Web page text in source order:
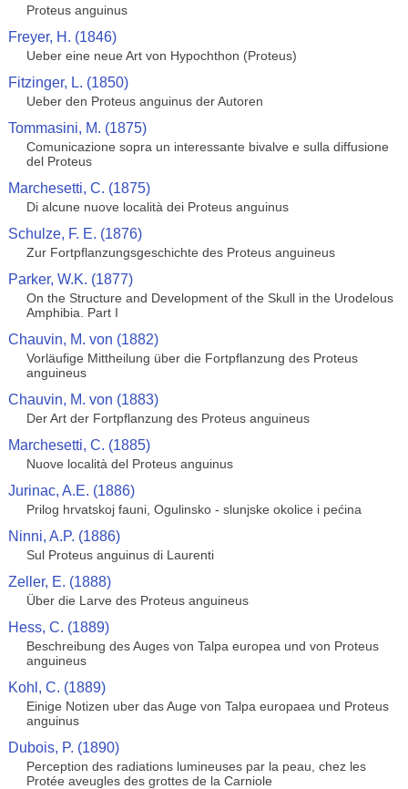
Proteus anguinus
Freyer, H. (1846)
Ueber eine neue Art von Hypochthon (Proteus)
Fitzinger, L. (1850)
Ueber den Proteus anguinus der Autoren
Tommasini, M. (1875)
Comunicazione sopra un interessante bivalve e sulla diffusione
del Proteus
Marchesetti, C. (1875)
Di alcune nuove località dei Proteus anguinus
Schulze, F. E. (1876)
Zur Fortpflanzungsgeschichte des Proteus anguineus
Parker, W.K. (1877)
On the Structure and Development of the Skull in the Urodelous
Amphibia. Part I
Chauvin, M. von (1882)
Vorläufige Mittheilung über die Fortpflanzung des Proteus
anguineus
Chauvin, M. von (1883)
Der Art der Fortpflanzung des Proteus anguineus
Marchesetti, C. (1885)
Nuove località del Proteus anguinus
Jurinac, A.E. (1886)
Prilog hrvatskoj fauni, Ogulinsko - slunjske okolice i pećina
Ninni, A.P. (1886)
Sul Proteus anguinus di Laurenti
Zeller, E. (1888)
Über die Larve des Proteus anguineus
Hess, C. (1889)
Beschreibung des Auges von Talpa europea und von Proteus
anguineus
Kohl, C. (1889)
Einige Notizen uber das Auge von Talpa europaea und Proteus
anguinus
Dubois, P. (1890)
Perception des radiations lumineuses par la peau, chez les
Protée aveugles des grottes de la Carniole